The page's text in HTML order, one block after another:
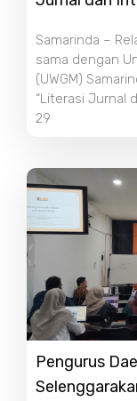
Samarinda –
sama dengan
(UWGM)
“Literasi Jurnal
29
Pengurus